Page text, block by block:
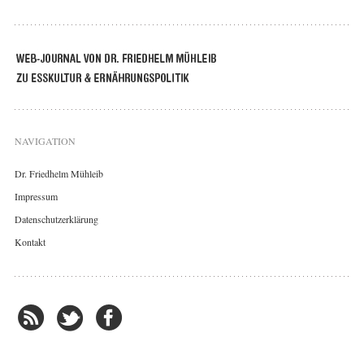
NAVIGATION
Dr. Friedhelm Mühleib
Impressum
Datenschutzerklärung
Kontakt